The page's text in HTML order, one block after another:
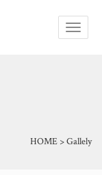
HOME >Gallely